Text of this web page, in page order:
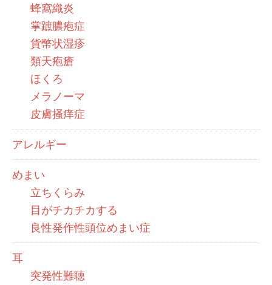
蜂窩織炎
掌蹠膿疱症
貨幣状湿疹
類天疱瘡
ほくろ
メラノーマ
皮膚掻痒症
アレルギー
めまい
立ちくらみ
目がチカチカする
良性発作性頭位めまい症
耳
突発性難聴